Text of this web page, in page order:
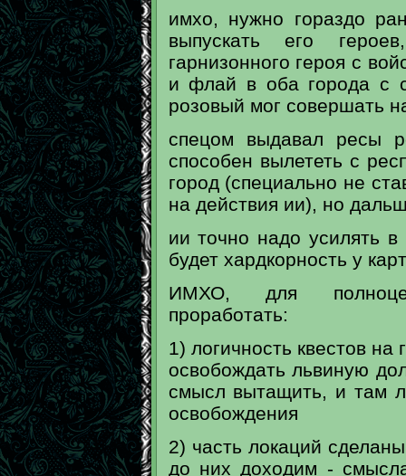
имхо, нужно гораздо
выпускать его
гарнизонного героя с
и флай в оба города с
розовый мог совершать
спецом выдавал ресы
способен вылететь с
город (специально не
на действия ии), но
ии точно надо усилять
будет хардкорность у
ИМХО, для
проработать:
1) логичность квестов
освобождать львиную
смысл вытащить, и там
освобождения
2) часть локаций
до них доходим -